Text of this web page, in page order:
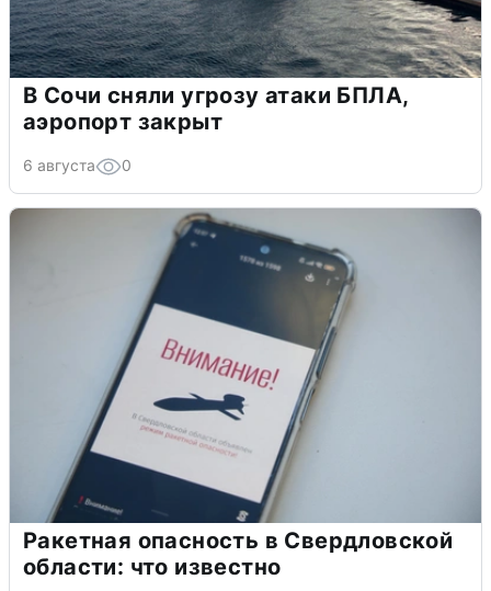
В Сочи сняли угрозу атаки БПЛА,
аэропорт закрыт
6 августа 0
Ракетная опасность в Свердловской
области: что известно